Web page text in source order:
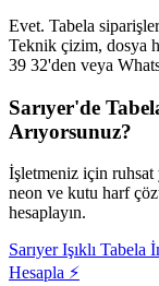
Evet. Tabela
Teknik çizim, dosya
39 32'den veya
Sarıyer'de
Arıyorsunuz?
İşletmeniz için
neon ve kutu harf
hesaplayın.
SarıyerIşıklı Tabela
Hesapla ⚡